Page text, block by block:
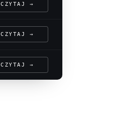
CZYTAJ →
CZYTAJ →
CZYTAJ →